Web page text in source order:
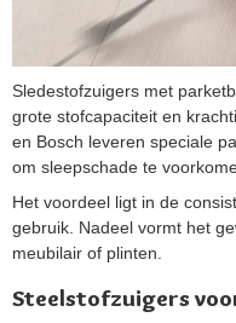
Sledestofzuigers met
grote stofcapaciteit en
en Bosch leveren speciale
om sleepschade te
Het voordeel ligt in de
gebruik. Nadeel vormt het
meubilair of plinten.
Steelstofzuigers